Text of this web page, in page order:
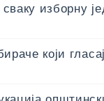
изборну
који